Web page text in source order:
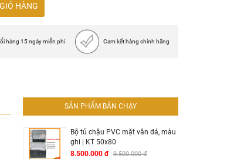
HÀNG
hàng 15 ngày miễn phí Cam kết hàng chính hãng
SẢN PHẨM BÁN CHẠY
Bộ tủ chậu PVC mặt vân đá, màu
ghi | KT 50x80
8.500.000 đ 9.500.000 đ